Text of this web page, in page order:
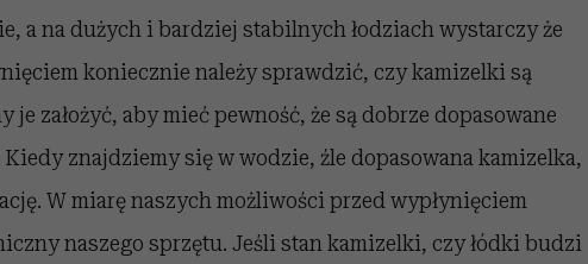
a na dużych i bardziej stabilnych łodziach wystarczy że
koniecznie należy sprawdzić, czy kamizelki są
założyć, aby mieć pewność, że są dobrze dopasowane
Kiedy znajdziemy się w wodzie, źle dopasowana kamizelka,
W miarę naszych możliwości przed wypłynięciem
naszego sprzętu. Jeśli stan kamizelki, czy łódki budzi